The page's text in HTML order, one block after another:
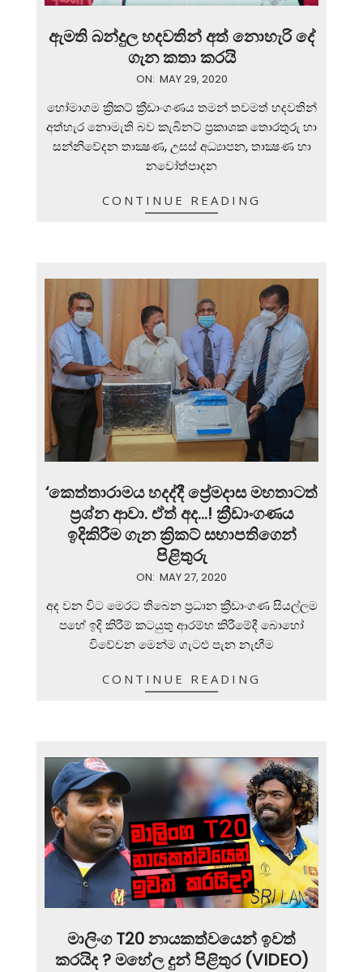
ඇමති බන්දුල හදවතින් අත් නොහැරි දේ
ගැන කතා කරයි
29
ON: MAY 29, 2020
හෝමාගම ක්‍රිකට් ක්‍රීඩාංගණය තමන් තවමත් හදවතින්
අත්හැර නොමැති බව කැබිනට් ප්‍රකාශක තොරතුරු හා
සන්නිවේදන තාක්‍ෂණ, උසස් අධ්‍යාපන, තාක්‍ෂණ හා
නවෝත්පාදන
CONTINUE READING
‘කෙත්තාරාමය හදද්දී ප්‍රේමදාස මහතාටත්
ප්‍රශ්න ආවා. ඒත් අද…! ක්‍රීඩාංගණය
ඉදිකිරීම ගැන ක්‍රිකට් සභාපතිගෙන්
පිළිතුරු
27
ON: MAY 27, 2020
අද වන විට මෙරට තිබෙන ප්‍රධාන ක්‍රීඩාංගණ සියල්ලම
පහේ ඉදි කිරීම් කටයුතු ආරම්භ කිරීමේදී බොහෝ
විවේචන මෙන්ම ගැටළු පැන නැඟීම
CONTINUE READING
මාලිංග T20 නායකත්වයෙන් ඉවත්
කරයිද ? මහේල දුන් පිළිතුර (VIDEO)